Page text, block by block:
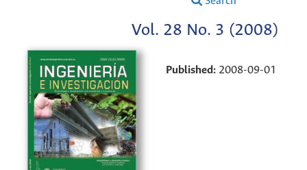
Vol. 28 No. 3 (2008)
Published: 2008-09-01